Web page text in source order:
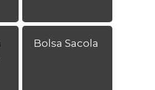
Bolsa Sacola